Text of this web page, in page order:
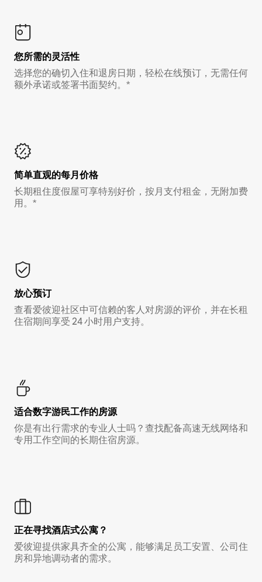
您所需的灵活性
选择您的确切入住和退房日期，轻松在线预订，无需任何
额外承诺或签署书面契约。*
简单直观的每月价格
长期租住度假屋可享特别好价，按月支付租金，无附加费
用。*
放心预订
查看爱彼迎社区中可信赖的客人对房源的评价，并在长租
住宿期间享受 24 小时用户支持。
适合数字游民工作的房源
你是有出行需求的专业人士吗？查找配备高速无线网络和
专用工作空间的长期住宿房源。
正在寻找酒店式公寓？
爱彼迎提供家具齐全的公寓，能够满足员工安置、公司住
房和异地调动者的需求。